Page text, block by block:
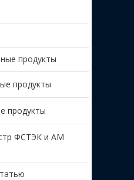
продукты
продукты
продукты
ФСТЭК и AM